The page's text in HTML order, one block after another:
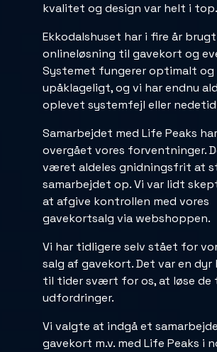
kvalitet og design var helt i top.
Ekkodalshuset har i fire år
onlineløsning til gavekort og
Systemet fungerer optimalt og
upåklageligt, og vi har endnu
oplevet systemfejl eller
Samarbejdet med Life Peaks
overgået vores forventninger.
været aldeles gnidningsfrit at
samarbejdet op. Vi var lidt
at afgive kontrollen med vores
gavekortsalg via webshoppen.
Vi har tidligere selv stået for
salg af gavekort. Det var en dyr
til tider svært for os, at løse de
udfordringer.
Vi valgte at indgå et
gavekort m.v. med Life Peaks i